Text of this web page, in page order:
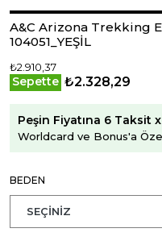
A&C Arizona Trekking
104051_YEŞİL
₺2.910,37
Sepette ₺2.328,29
Peşin Fiyatına 6 Taksit
Worldcard ve Bonus'a
BEDEN